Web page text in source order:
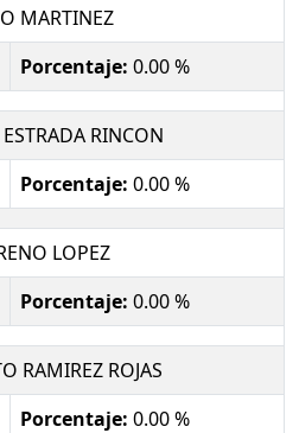
MARTINEZ
Porcentaje: 0.00 %
RINCON
Porcentaje: 0.00 %
LOPEZ
Porcentaje: 0.00 %
RAMIREZ ROJAS
Porcentaje: 0.00 %